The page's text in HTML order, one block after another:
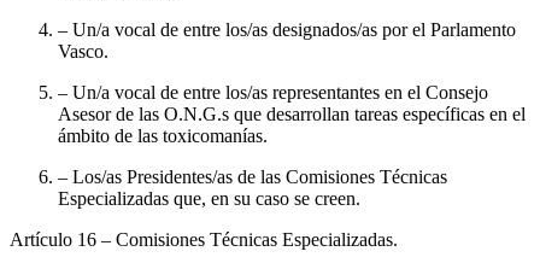
– Un/a vocal de entre los/as designados/as por el Parlamento
Vasco.
– Un/a vocal de entre los/as representantes en el Consejo
Asesor de las O.N.G.s que desarrollan tareas específicas en el
ámbito de las toxicomanías.
– Los/as Presidentes/as de las Comisiones Técnicas
Especializadas que, en su caso se creen.
Artículo 16 – Comisiones Técnicas Especializadas.